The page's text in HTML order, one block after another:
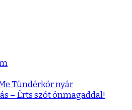
Tündérkör nyár
– Érts szót önmagaddal!